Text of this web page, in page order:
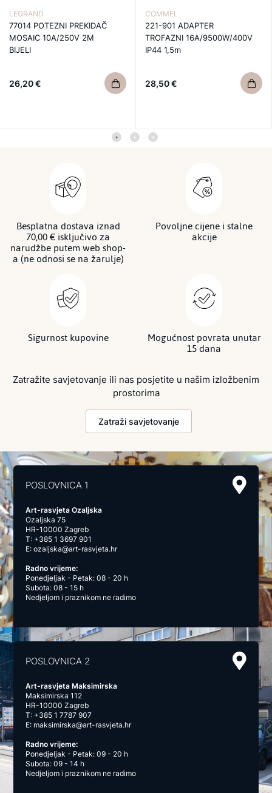
LEGRAND
77014 POTEZNI PREKIDAČ
MOSAIC 10A/250V 2M
BIJELI
26,20 €
COMMEL
221-901 ADAPTER
TROFAZNI 16A/9500W/400V
IP44 1,5m
28,50 €
Besplatna dostava iznad
70,00 € isključivo za
narudžbe putem web shop-
a (ne odnosi se na žarulje)
Povoljne cijene i stalne
akcije
Sigurnost kupovine Mogućnost povrata unutar
15 dana
Zatražite savjetovanje ili nas posjetite u našim izložbenim
prostorima
Zatraži savjetovanje
POSLOVNICA 1
Art-rasvjeta Ozaljska
Ozaljska 75
HR-10000 Zagreb
T: +385 1 3697 901
E:ozaljska@art-rasvjeta.hr
Radno vrijeme:
Ponedjeljak - Petak: 08 - 20 h
Subota: 08 - 15 h
Nedjeljom i praznikom ne radimo
POSLOVNICA 2
Art-rasvjeta Maksimirska
Maksimirska 112
HR-10000 Zagreb
T: +385 1 7787 907
E: maksimirska@art-rasvjeta.hr
Radno vrijeme:
Ponedjeljak - Petak: 09 - 20 h
Subota: 09 - 14 h
Nedjeljom i praznikom ne radimo